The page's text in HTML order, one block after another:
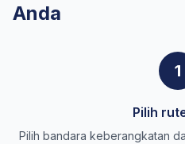
Anda
1
Pilih
Pilih bandara keberangkatan